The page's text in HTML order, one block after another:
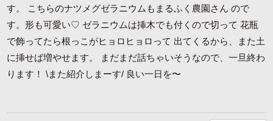
す。 こちらのナツメグゼラニウムもまるふく農園さん ので
す。形も可愛い♡ ゼラニウムは挿木でも付くので切って 花瓶
で飾ってたら根っこがヒョロヒョロって 出てくるから、また土
に挿せば増やせます。 まだまだ話ちゃいそうなので、一旦終わ
ります！ \また紹介しまーす/ 良い一日を〜